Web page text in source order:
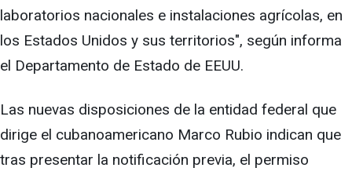
laboratorios nacionales e instalaciones agrícolas, en
los Estados Unidos y sus territorios", según informa
el Departamento de Estado de EEUU.
Las nuevas disposiciones de la entidad federal que
dirige el cubanoamericano Marco Rubio indican que
tras presentar la notificación previa, el permiso